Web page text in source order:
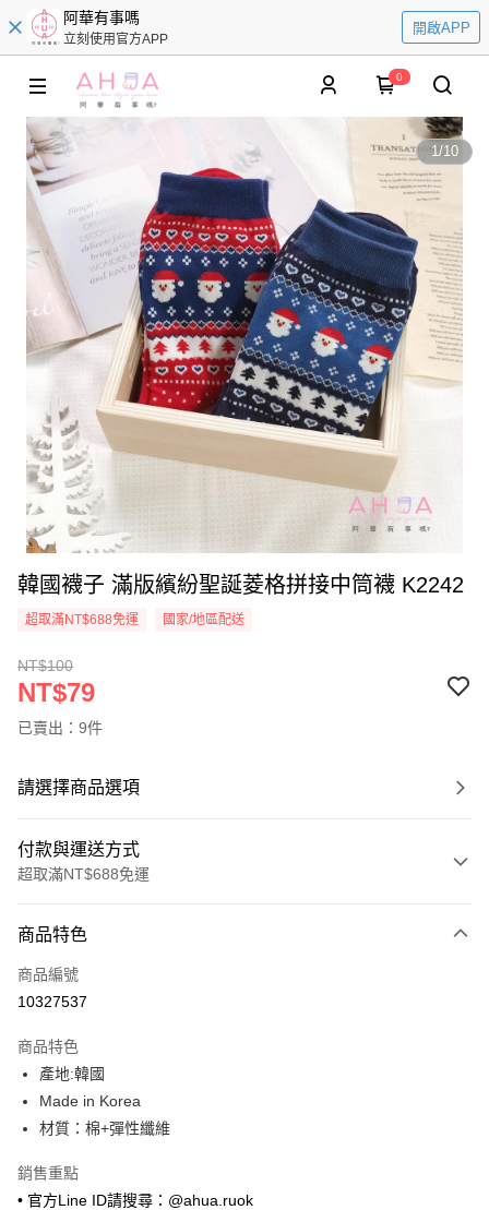
阿華有事嗎
立刻使用官方APP
開啟APP
0
1/10
韓國襪子 滿版繽紛聖誕菱格拼接中筒襪 K2242
超取滿NT$688免運 國家/地區配送
NT$100
NT$79
已賣出：9件
請選擇商品選項
付款與運送方式
超取滿NT$688免運
信用卡一次付款
超商取貨付款
Apple Pay
街口支付
ATM付款
商品特色
商品編號
10327537
商品特色
產地:韓國
Made in Korea
材質：棉+彈性纖維
銷售重點
• 官方Line ID請搜尋：@ahua.ruok